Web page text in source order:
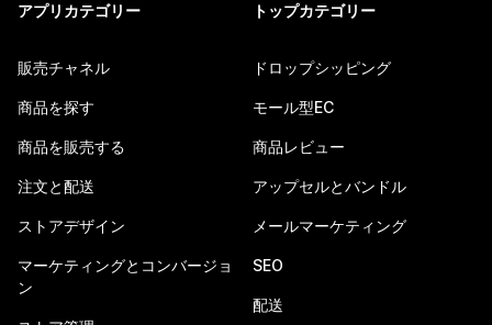
アプリカテゴリー
販売チャネル
商品を探す
商品を販売する
注文と配送
ストアデザイン
マーケティングとコンバージョ
ン
トップカテゴリー
ドロップシッピング
モール型EC
商品レビュー
アップセルとバンドル
メールマーケティング
SEO
配送